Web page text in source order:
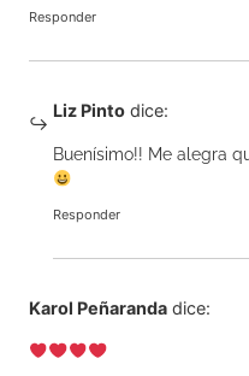
Responder
Liz Pinto dice:
Buenísimo!! Me alegra
Responder
Karol Peñaranda dice: